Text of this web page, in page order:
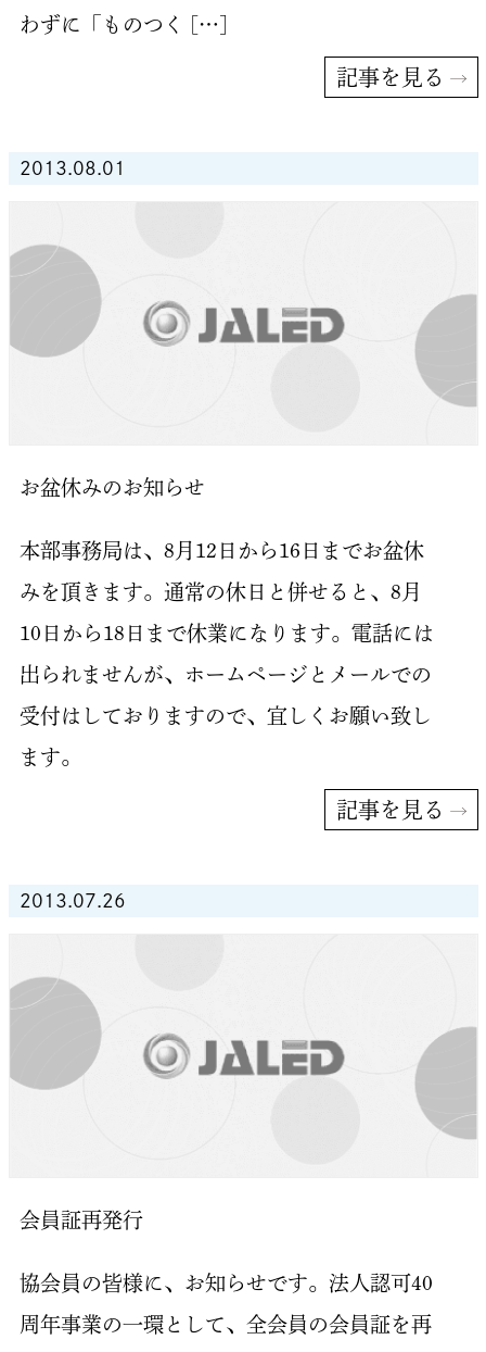
わずに「ものつく […]
記事を見る
2013.08.01
お盆休みのお知らせ
本部事務局は、8月12日から16日までお盆休
みを頂きます。通常の休日と併せると、8月
10日から18日まで休業になります。電話には
出られませんが、ホームページとメールでの
受付はしておりますので、宜しくお願い致し
ます。
記事を見る
2013.07.26
会員証再発行
協会員の皆様に、お知らせです。法人認可40
周年事業の一環として、全会員の会員証を再